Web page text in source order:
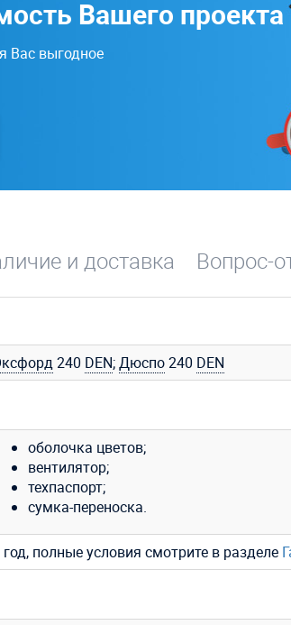
Вашего проекта
Вас выгодное
и доставка Вопрос-
240 DEN;Дюспо240 DEN
оболочка цветов;
вентилятор;
техпаспорт;
сумка-переноска.
год, полные условия смотрите в разделе